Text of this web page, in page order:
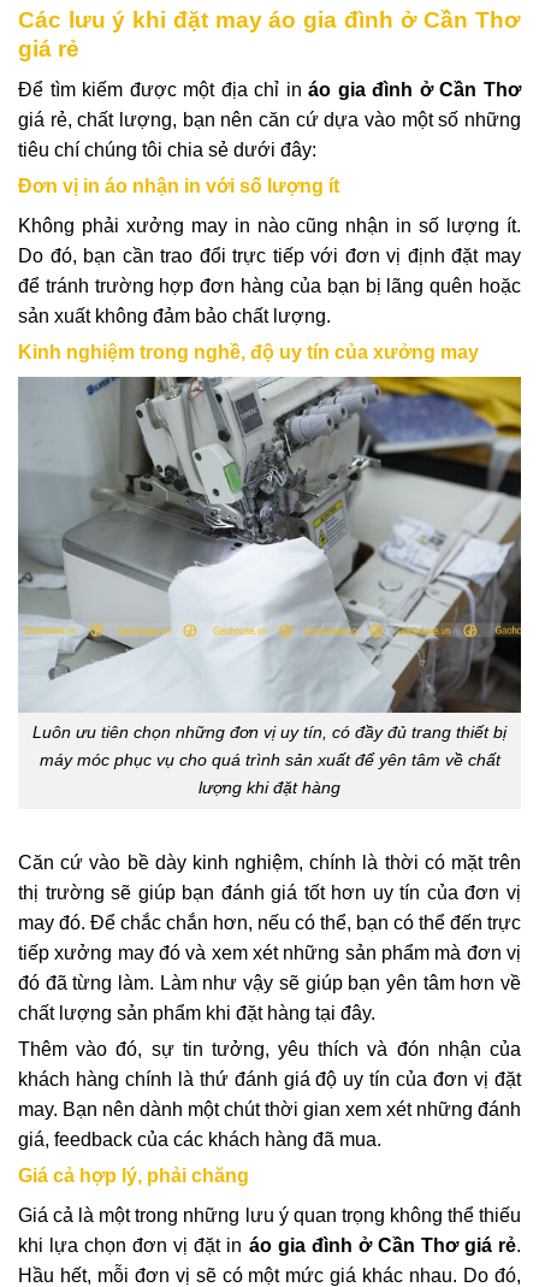
Các lưu ý khi đặt may áo gia đình ở Cần Thơ
giá rẻ
Để tìm kiếm được một địa chỉ ináo gia đình ở Cần Thơ
giá rẻ, chất lượng, bạn nên căn cứ dựa vào một số những
tiêu chí chúng tôi chia sẻ dưới đây:
Đơn vị in áo nhận in với số lượng ít
Không phải xưởng may in nào cũng nhận in số lượng ít.
Do đó, bạn cần trao đổi trực tiếp với đơn vị định đặt may
để tránh trường hợp đơn hàng của bạn bị lãng quên hoặc
sản xuất không đảm bảo chất lượng.
Kinh nghiệm trong nghề, độ uy tín của xưởng may
Luôn ưu tiên chọn những đơn vị uy tín, có đầy đủ trang thiết bị
máy móc phục vụ cho quá trình sản xuất để yên tâm về chất
lượng khi đặt hàng
Căn cứ vào bề dày kinh nghiệm, chính là thời có mặt trên
thị trường sẽ giúp bạn đánh giá tốt hơn uy tín của đơn vị
may đó. Để chắc chắn hơn, nếu có thể, bạn có thể đến trực
tiếp xưởng may đó và xem xét những sản phẩm mà đơn vị
đó đã từng làm. Làm như vậy sẽ giúp bạn yên tâm hơn về
chất lượng sản phẩm khi đặt hàng tại đây.
Thêm vào đó, sự tin tưởng, yêu thích và đón nhận của
khách hàng chính là thứ đánh giá độ uy tín của đơn vị đặt
may. Bạn nên dành một chút thời gian xem xét những đánh
giá, feedback của các khách hàng đã mua.
Giá cả hợp lý, phải chăng
Giá cả là một trong những lưu ý quan trọng không thể thiếu
khi lựa chọn đơn vị đặt in áo gia đình ở Cần Thơ giá rẻ.
Hầu hết, mỗi đơn vị sẽ có một mức giá khác nhau. Do đó,